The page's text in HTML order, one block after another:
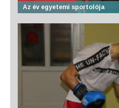
Az év egyetemi sportolója